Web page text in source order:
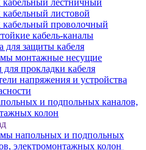
кабельный лестничный
кабельный листовой
кабельный проволочный
кабель-каналы
для защиты кабеля
монтажные несущие
прокладки кабеля
напряжения и устройства
и подпольных каналов,
колон
напольных и подпольных
электромонтажных колон